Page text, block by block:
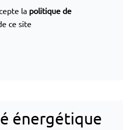
la politique de
ce site
énergétique